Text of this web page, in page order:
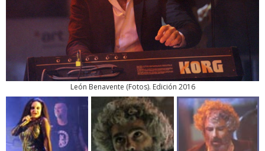
León Benavente (Fotos). Edición 2016